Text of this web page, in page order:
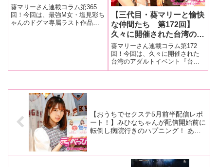
スト作品『処刑中毒女 塩
見彩』の撮影現場をレポー
ト！
葵マリーさん連載コラム第365
回！今回は、最強M女・塩見彩ち
ゃんのドグマ専属ラスト作品
分かっ
【三代目・葵マリーと愉快
な仲間たち 第172回】
久々に開催された台湾のア
ダルトイベント『台湾アダ
ルトエキスポ TAE09』を
レポート！
葵マリーさん連載コラム第172
回！今回は、久々に開催された
台湾のアダルトイベント『台湾
アダルトエキスポ TAE09』をレ
【おうちでセクステ5月前半配信レポ
ート！】みひなちゃんが配信開始前に
転倒し病院行きのハプニング！ あお
のエピソードも披露！